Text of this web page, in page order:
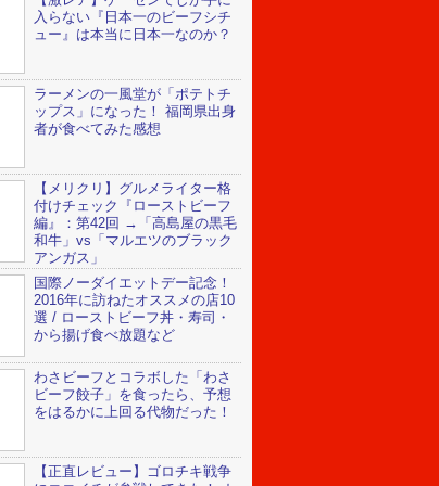
入らない『日本一のビーフシチ
ュー』は本当に日本一なのか？
ラーメンの一風堂が「ポテトチ
ップス」になった！ 福岡県出身
者が食べてみた感想
【メリクリ】グルメライター格
付けチェック『ローストビーフ
編』：第42回 →「高島屋の黒毛
和牛」vs「マルエツのブラック
アンガス」
国際ノーダイエットデー記念！
2016年に訪ねたオススメの店10
選 / ローストビーフ丼・寿司・
から揚げ食べ放題など
わさビーフとコラボした「わさ
ビーフ餃子」を食ったら、予想
をはるかに上回る代物だった！
【正直レビュー】ゴロチキ戦争